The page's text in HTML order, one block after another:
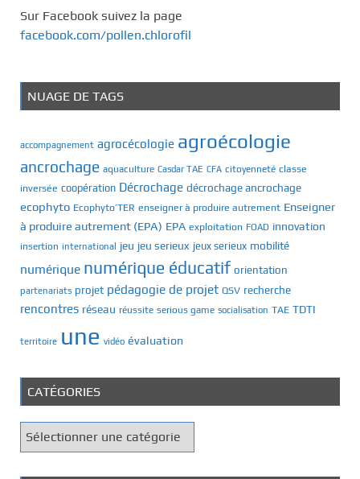
Sur Facebook suivez la page
facebook.com/pollen.chlorofil
NUAGE DE TAGS
accompagnement agrocécologie agroécologie
ancrochage aquaculture Casdar TAE CFA citoyenneté classe
inversée coopération Décrochage décrochage ancrochage
ecophyto Ecophyto’TER enseigner à produire autrement Enseigner
à produire autrement (EPA) EPA exploitation FOAD innovation
insertion international jeu jeu serieux jeux serieux mobilité
numérique numérique éducatif orientation
partenariats projet pédagogie de projet QSV recherche
rencontres réseau réussite serious game socialisation TAE TDTI
territoire une vidéo évaluation
CATÉGORIES
a